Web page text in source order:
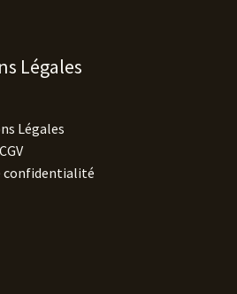
Légales
Légales
CGV
confidentialité